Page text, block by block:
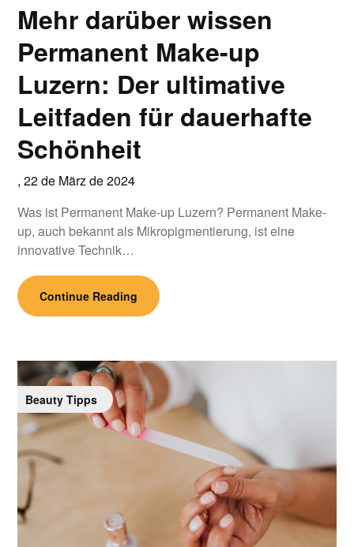
Mehr darüber wissen
Permanent Make-up
Luzern: Der ultimative
Leitfaden für dauerhafte
Schönheit
,22 de März de 2024
Was ist Permanent Make-up Luzern? Permanent Make-
up, auch bekannt als Mikropigmentierung, ist eine
innovative Technik…
Continue Reading
Beauty Tipps